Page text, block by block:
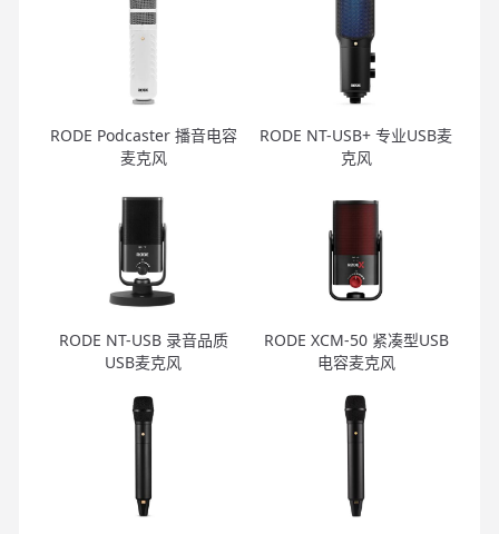
RODE Podcaster 播音电容
麦克风
RODE NT-USB+ 专业USB麦
克风
RODE NT-USB 录音品质
USB麦克风
RODE XCM-50 紧凑型USB
电容麦克风